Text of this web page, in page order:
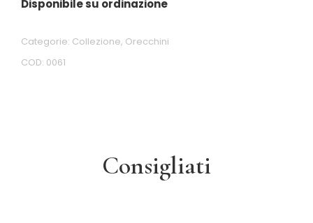
Disponibile su ordinazione
COD: 0061
Categorie: Collezione, Orecchini
Consigliati